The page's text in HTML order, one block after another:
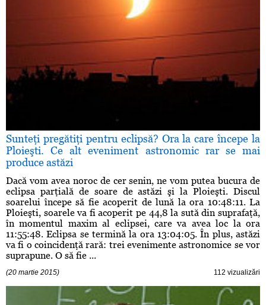
Sunteţi pregătiţi pentru eclipsă? Ora la care începe la
Ploieşti. Ce alt eveniment astronomic rar se mai
produce astăzi
Dacă vom avea noroc de cer senin, ne vom putea bucura de
eclipsa parţială de soare de astăzi şi la Ploieşti. Discul
soarelui începe să fie acoperit de lună la ora 10:48:11. La
Ploieşti, soarele va fi acoperit pe 44,8 la sută din suprafaţă,
în momentul maxim al eclipsei, care va avea loc la ora
11:55:48. Eclipsa se termină la ora 13:04:05. În plus, astăzi
va fi o coincidenţă rară: trei evenimente astronomice se vor
suprapune. O să fie ...
(20 martie 2015) 112 vizualizări